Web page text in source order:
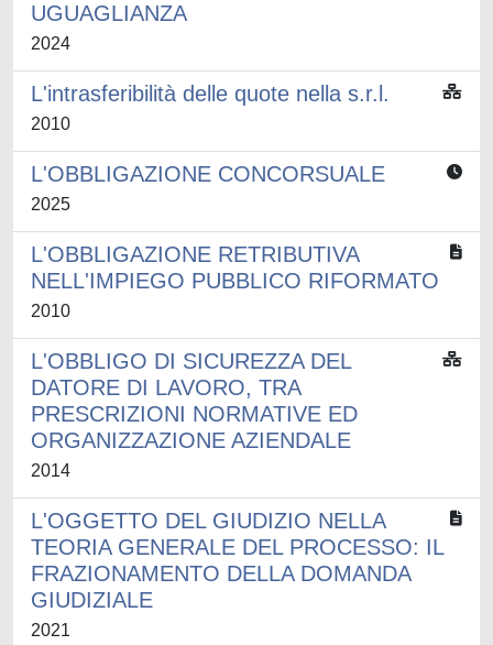
UGUAGLIANZA
2024
L'intrasferibilità delle quote nella s.r.l.
2010
L'OBBLIGAZIONE CONCORSUALE
2025
L'OBBLIGAZIONE RETRIBUTIVA
NELL'IMPIEGO PUBBLICO RIFORMATO
2010
L'OBBLIGO DI SICUREZZA DEL
DATORE DI LAVORO, TRA
PRESCRIZIONI NORMATIVE ED
ORGANIZZAZIONE AZIENDALE
2014
L'OGGETTO DEL GIUDIZIO NELLA
TEORIA GENERALE DEL PROCESSO: IL
FRAZIONAMENTO DELLA DOMANDA
GIUDIZIALE
2021